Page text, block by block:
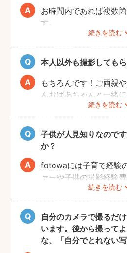
続きを読む
お時間内であれば複数
す。
事前に撮りたい場所や
トグラファーさんと相
ムーズに行うことができ
本人以外も撮影しても
続きを読む
もちろんです！ご両親
んおばあちゃんと一緒
宅で開くお誕生日会の
いらっしゃいます。
子供が人見知りなので
か？
続きを読む
fotowaには子育て経験
ァーや子供の撮影経験
ーもたくさん登録して
みてください。
また、フォトグラファ
のお子様の撮影が得意
募集してみるのもおす
自分のカメラで撮るだ
います。後から撮って
な、「自分でとれない